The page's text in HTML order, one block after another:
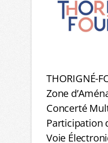
THORIGNÉ-
Zone
Concerté
Participation
Voie